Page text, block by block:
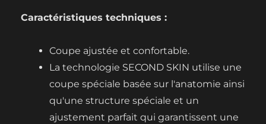
Caractéristiques techniques :
Coupe ajustée et confortable.
La technologie SECOND SKIN utilise une
coupe spéciale basée sur l'anatomie ainsi
qu'une structure spéciale et un
ajustement parfait qui garantissent une